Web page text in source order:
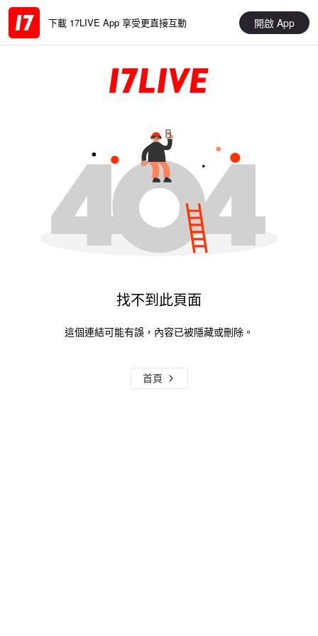
下載 17LIVE App 享受更直接互動 開啟 App
找不到此頁面
這個連結可能有誤，內容已被隱藏或刪除。
首頁